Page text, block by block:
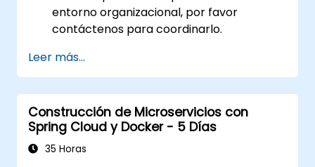
entorno organizacional, por favor
contáctenos para coordinarlo.
Leer más...
Construcción de Microservicios con
Spring Cloud y Docker - 5 Días
35 Horas